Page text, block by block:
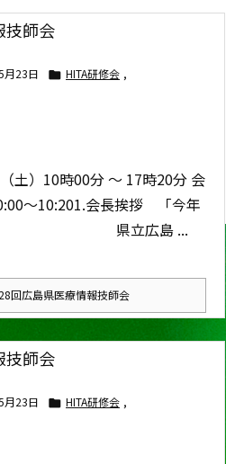
技師会
月23日  HITA研修会 ,
土）10時00分 ～ 17時20分 会
〜10:201.会長挨拶 「今年
いて」 県立広島 ...
回広島県医療情報技師会
技師会
月23日  HITA研修会 ,